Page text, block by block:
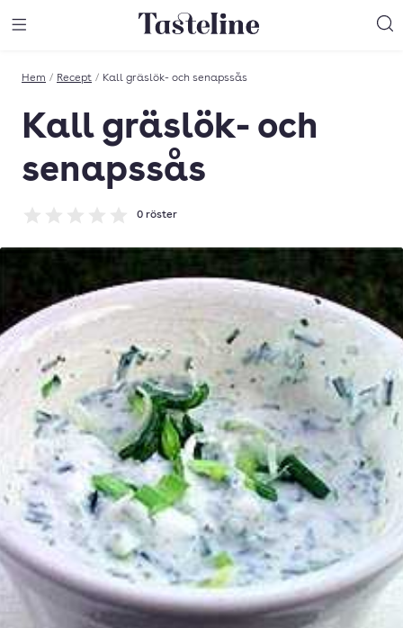
Till Tastelines startsida
Hem / Recept / Kall gräslök- och senapssås
Kall gräslök- och
senapssås
Betyg: 0 av 5
0 röster